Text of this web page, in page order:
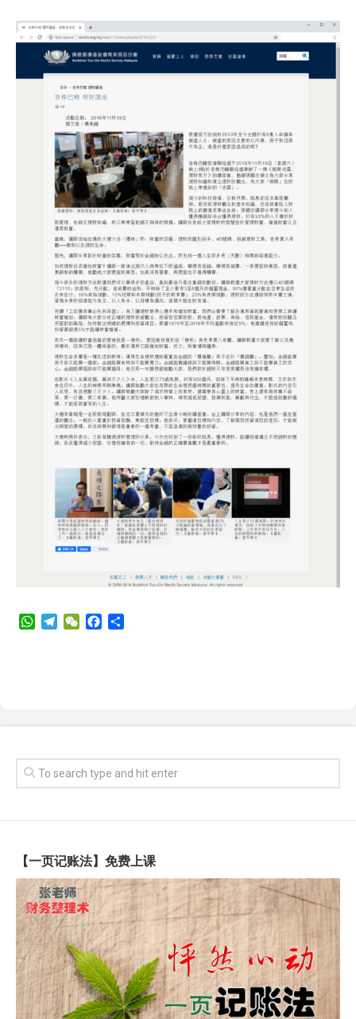
WhatsApp
TelegramWeChatFacebook
【一页记账法】免费上课